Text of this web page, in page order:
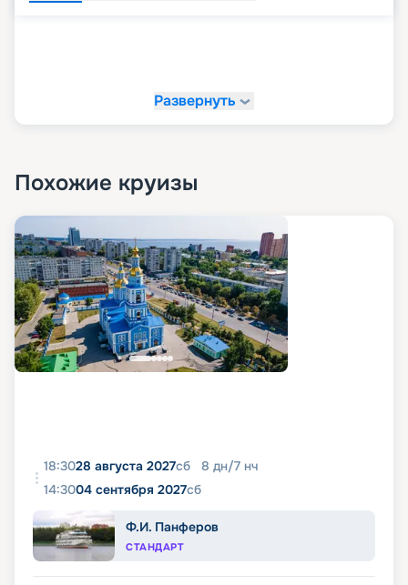
Развернуть
Похожие круизы
18:3028 августа 2027сб 8 дн/7 нч
14:3004 сентября 2027сб
Ф.И. Панферов
СТАНДАРТ